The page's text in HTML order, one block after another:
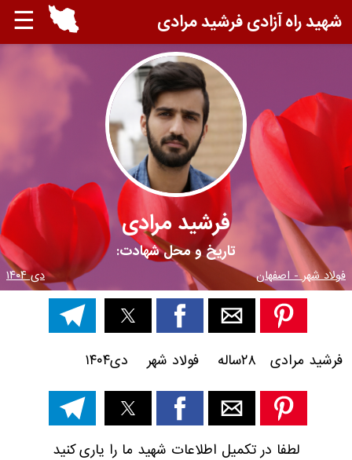
☰ شهید راه آزادی فرشید مرادی
فرشید مرادی
تاریخ و محل شهادت:
فولاد شهر - اصفهان دی ۱۴۰۴
فرشید مرادی ۲۸ساله فولاد شهر دی۱۴۰۴
لطفا در تکمیل اطلاعات شهید ما را یاری کنید